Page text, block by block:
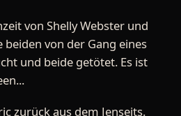
von Shelly Webster und
beiden von der Gang eines
und beide getötet. Es ist
zurück aus dem Jenseits.